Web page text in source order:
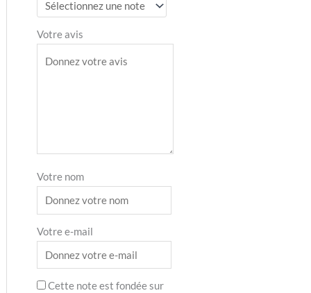
Votre avis
Votre nom
Votre e-mail
Cette note est fondée sur